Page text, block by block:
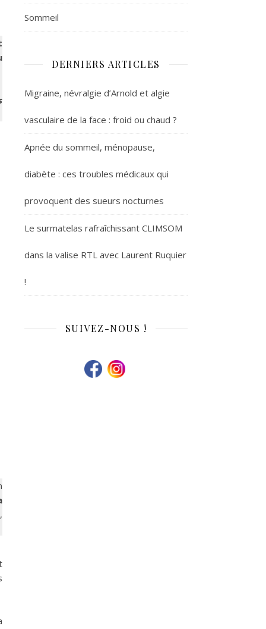
Sommeil
DERNIERS ARTICLES
Migraine, névralgie d’Arnold et algie
vasculaire de la face : froid ou chaud ?
Apnée du sommeil, ménopause,
diabète : ces troubles médicaux qui
provoquent des sueurs nocturnes
Le surmatelas rafraîchissant CLIMSOM
dans la valise RTL avec Laurent Ruquier
!
SUIVEZ-NOUS !